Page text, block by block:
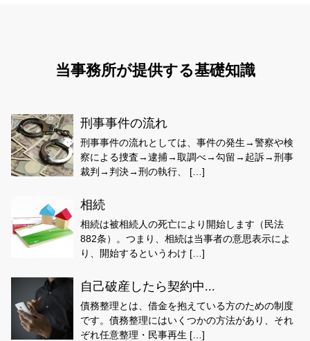
当事務所が提供する基礎知識
刑事事件の流れ
刑事事件の流れとしては、事件の発生→警察や検
察による捜査→逮捕→取調べ→勾留→起訴→刑事
裁判→判決→刑の執行、 […]
相続
相続は被相続人の死亡により開始します（民法
882条）。つまり、相続は当事者の意思表示によ
り、開始するというわけ […]
自己破産したら契約中...
債務整理とは、借金を抱えている方のための制度
です。債務整理にはいくつかの方法があり、それ
ぞれ任意整理・民事再生 […]